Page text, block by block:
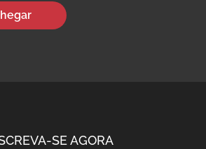
SE AGORA